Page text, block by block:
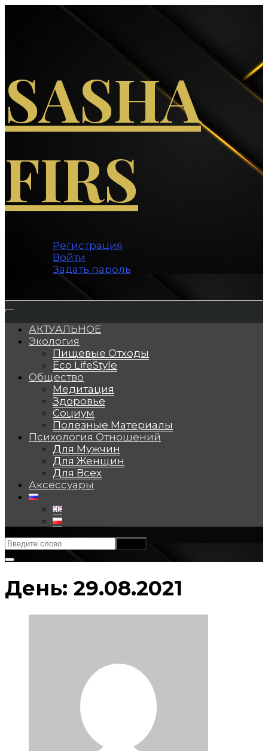
SASHA
FIRS
Регистрация
Войти
Задать пароль
АКТУАЛЬНОЕ
Экология
Пищевые Отходы
Eco LifeStyle
Общество
Медитация
Здоровье
Социум
Полезные Материалы
Психология Отношений
Для Мужчин
Для Женщин
Для Всех
Аксессуары
День: 29.08.2021